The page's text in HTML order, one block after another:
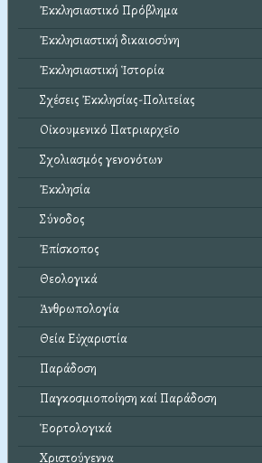
Ἐκκλησιαστικό Πρόβλημα
Ἐκκλησιαστική δικαιοσύνη
Ἐκκλησιαστική Ἱστορία
Σχέσεις Ἐκκλησίας-Πολιτείας
Οἰκουμενικό Πατριαρχεῖο
Σχολιασμός γενονότων
Ἐκκλησία
Σύνοδος
Ἐπίσκοπος
Θεολογικά
Ἀνθρωπολογία
Θεία Εὐχαριστία
Παράδοση
Παγκοσμιοποίηση καί Παράδοση
Ἑορτολογικά
Χριστούγεννα